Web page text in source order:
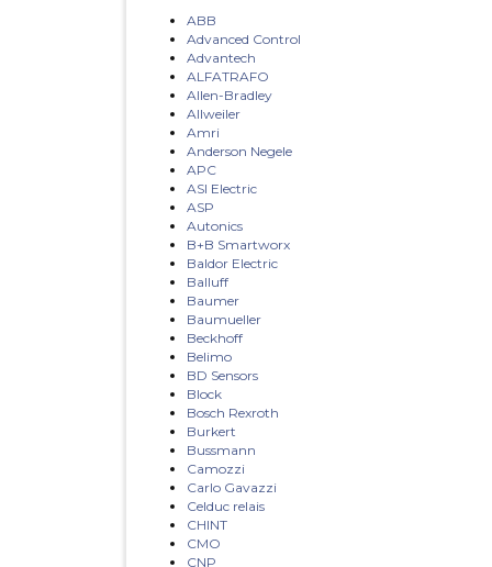
ABB
Advanced Control
Advantech
ALFATRAFO
Allen-Bradley
Allweiler
Amri
Anderson Negele
APC
ASI Electric
ASP
Autonics
B+B Smartworx
Baldor Electric
Balluff
Baumer
Baumueller
Beckhoff
Belimo
BD Sensors
Block
Bosch Rexroth
Burkert
Bussmann
Camozzi
Carlo Gavazzi
Celduc relais
CHINT
CMO
CNP